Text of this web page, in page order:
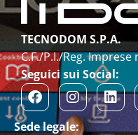
TECNODOM S.P.A.
C.F./P.I./Reg. Imprese
Seguici sui Social:
Sede legale: